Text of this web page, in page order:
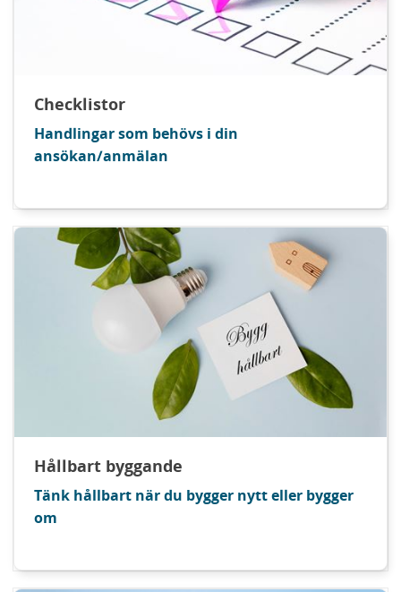
Checklistor
Handlingar som behövs i din
ansökan/anmälan
Hållbart byggande
Tänk hållbart när du bygger nytt eller bygger
om